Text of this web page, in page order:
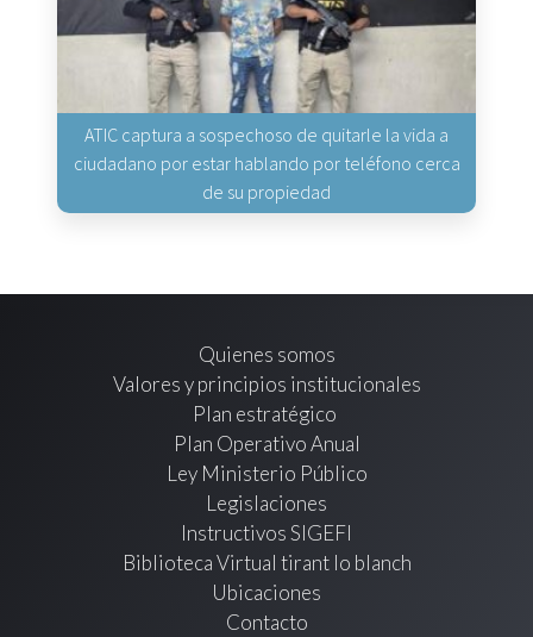
ATIC captura a sospechoso de quitarle la vida a
ciudadano por estar hablando por teléfono cerca
de su propiedad
Quienes somos
Valores y principios institucionales
Plan estratégico
Plan Operativo Anual
Ley Ministerio Público
Legislaciones
Instructivos SIGEFI
Biblioteca Virtual tirant lo blanch
Ubicaciones
Contacto